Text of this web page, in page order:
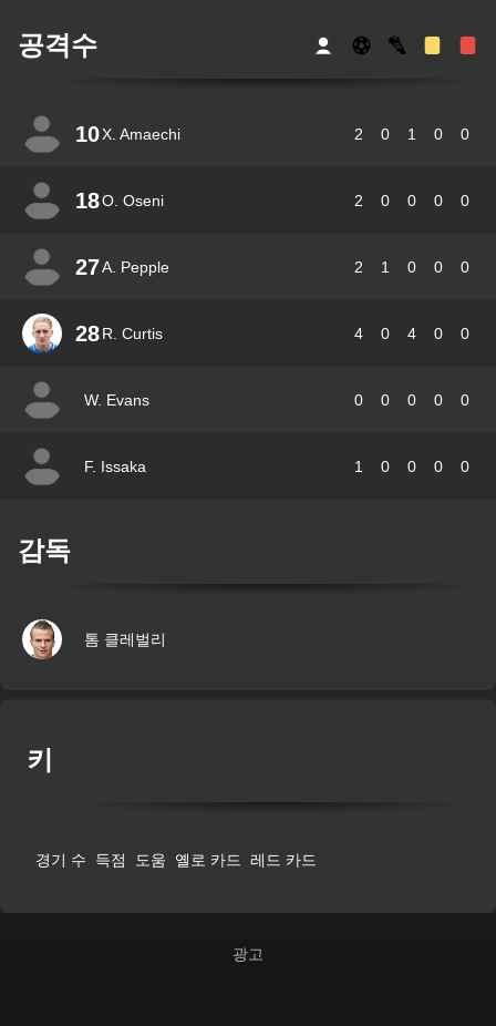
공격수
10X. Amaechi 2 0 1 0 0
18O. Oseni 2 0 0 0 0
27A. Pepple 2 1 0 0 0
28R. Curtis 4 0 4 0 0
W. Evans 0 0 0 0 0
F. Issaka 1 0 0 0 0
감독
톰 클레벌리
키
경기 수 득점 도움 옐로 카드 레드 카드